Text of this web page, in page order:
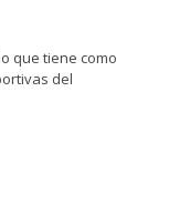
que tiene como
del